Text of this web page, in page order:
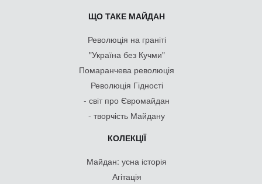
ЩО ТАКЕ МАЙДАН
Революція на граніті
"Україна без Кучми"
Помаранчева революція
Революція Гідності
- світ про Євромайдан
- творчість Майдану
КОЛЕКЦІЇ
Майдан: усна історія
Агітація